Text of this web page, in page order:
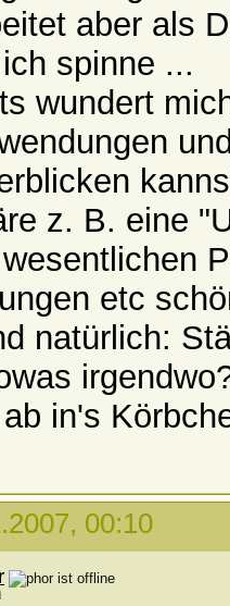
aber als
spinne ...
wundert
z. B. eine
etc
natürlich:
in's
00:10